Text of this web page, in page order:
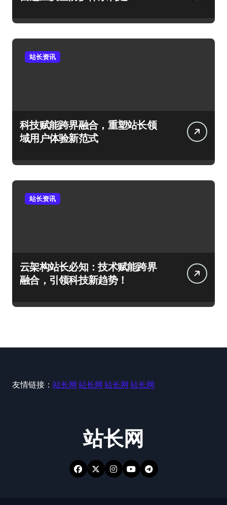
站长资讯
科技赋能跨界融合，重塑站长领
域用户体验新范式
站长资讯
云架构站长必知：技术赋能跨界
融合，引领科技新趋势！
友情链接： 站长网 站长网 站长网 站长网
站长网